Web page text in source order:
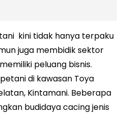
kini tidak hanya terpaku
juga membidik sektor
peluang bisnis.
di kawasan Toya
Kintamani. Beberapa
budidaya cacing jenis